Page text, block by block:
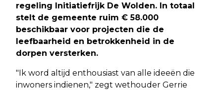
regeling Initiatiefrijk De Wolden. In totaal
stelt de gemeente ruim € 58.000
beschikbaar voor projecten die de
leefbaarheid en betrokkenheid in de
dorpen versterken.
"Ik word altijd enthousiast van alle ideeën die
inwoners indienen," zegt wethouder Gerrie